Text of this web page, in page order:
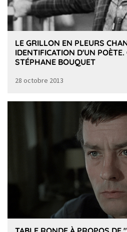
LE GRILLON EN PLEURS
IDENTIFICATION D'UN POÈTE.
STÉPHANE BOUQUET
28 octobre 2013